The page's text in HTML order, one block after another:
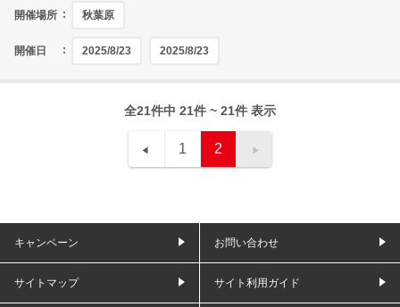
開催場所 秋葉原
開催日 2025/8/23 2025/8/23
全21件中 21件 ~ 21件 表示
1 2
キャンペーン お問い合わせ
サイトマップ サイト利用ガイド